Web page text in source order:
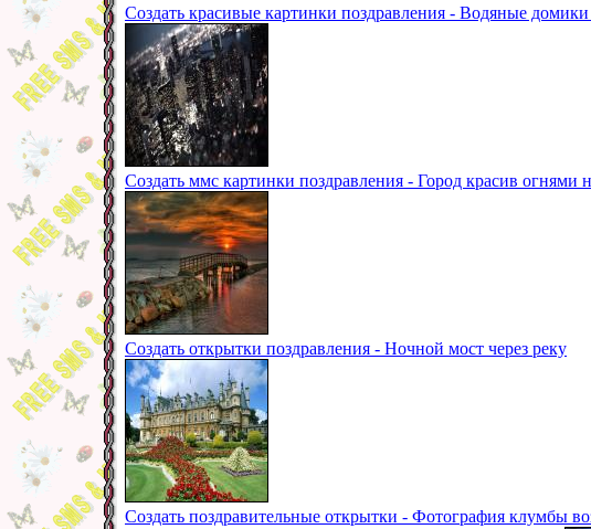
Создать красивые картинки поздравления - Водяные
Создать ммс картинки поздравления - Город красив огнями
Создать открытки поздравления - Ночной мост через реку
Создать поздравительные открытки - Фотография клумбы